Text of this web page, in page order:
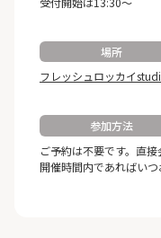
場所
フレッシュロッカイ
参加方法
ご予約は不要です。直接
開催時間内であればいつ